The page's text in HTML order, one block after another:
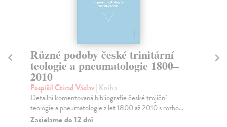
Různé podoby české trinitární
teologie a pneumatologie 1800–
2010
Pospíšil Ctirad Václav| Kniha
Detailní komentovaná bibliografie české trojiční
teologie a pneumatologie z let 1800 až 2010 s rozbo...
Zasielame do 12 dní